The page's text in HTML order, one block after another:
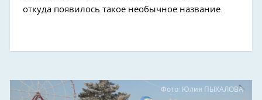
откуда появилось такое необычное название.
Фото: Юлия ПЫХАЛОВА